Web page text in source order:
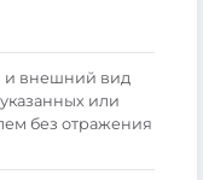
и внешний вид
или
без отражения